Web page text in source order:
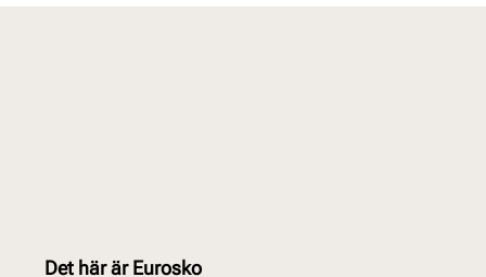
Det här är Eurosko